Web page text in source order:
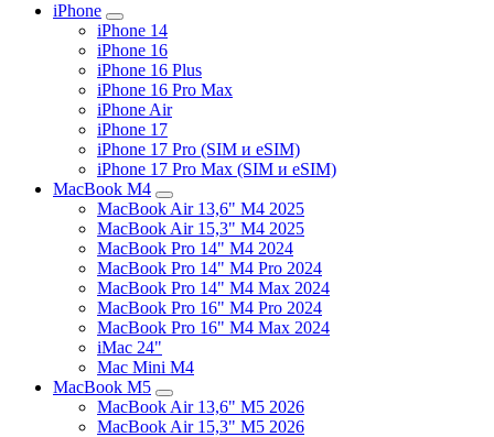
iPhone
iPhone 14
iPhone 16
iPhone 16 Plus
iPhone 16 Pro Max
iPhone Air
iPhone 17
iPhone 17 Pro (SIM и eSIM)
iPhone 17 Pro Max (SIM и eSIM)
MacBook M4
MacBook Air 13,6" M4 2025
MacBook Air 15,3" M4 2025
MacBook Pro 14" M4 2024
MacBook Pro 14" M4 Pro 2024
MacBook Pro 14" M4 Max 2024
MacBook Pro 16" M4 Pro 2024
MacBook Pro 16" M4 Max 2024
iMac 24"
Mac Mini M4
MacBook M5
MacBook Air 13,6" M5 2026
MacBook Air 15,3" M5 2026